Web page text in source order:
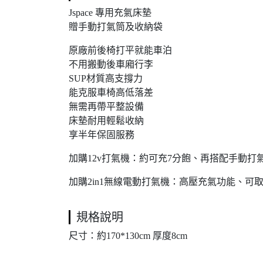
Jspace 專用充氣床墊
贈手動打氣筒及收納袋
原廠前後椅打平就能車泊
不用搬動後車廂行李
SUP材質高支撐力
能克服車椅高低落差
無需再帶平整設備
床墊耐用輕鬆收納
享半年保固服務
加購12v打氣機：約可充7分飽、再搭配手動打
加購2in1無線電動打氣機：高壓充氣功能、可
規格說明
尺寸：約170*130cm 厚度8cm